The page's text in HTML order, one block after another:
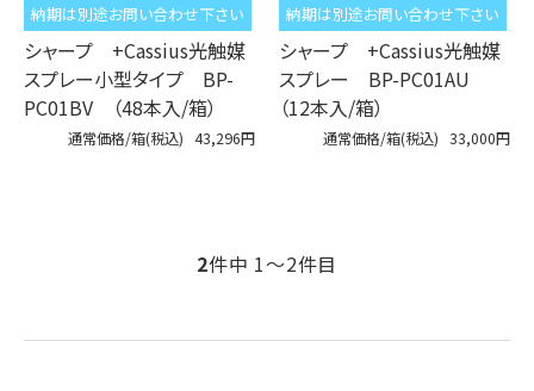
納期は別途お問い合わせ下さい
シャープ +Cassius光触媒
スプレー小型タイプ BP-
PC01BV （48本入/箱）
通常価格/箱(税込) 43,296円
納期は別途お問い合わせ下さい
シャープ +Cassius光触媒
スプレー BP-PC01AU
（12本入/箱）
通常価格/箱(税込) 33,000円
2件中 1〜2件目